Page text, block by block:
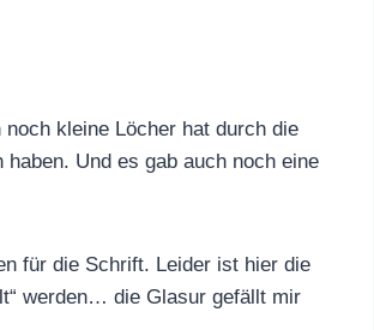
kleine Löcher hat durch die
Und es gab auch noch eine
für die Schrift. Leider ist hier die
werden… die Glasur gefällt mir